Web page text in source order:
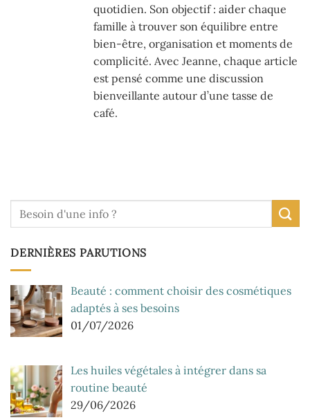
quotidien. Son objectif : aider chaque
famille à trouver son équilibre entre
bien-être, organisation et moments de
complicité. Avec Jeanne, chaque article
est pensé comme une discussion
bienveillante autour d’une tasse de
café.
DERNIÈRES PARUTIONS
Beauté : comment choisir des cosmétiques
adaptés à ses besoins
01/07/2026
Les huiles végétales à intégrer dans sa
routine beauté
29/06/2026